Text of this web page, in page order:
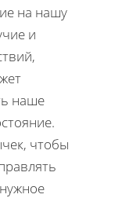
на нашу
и
наше
чтобы